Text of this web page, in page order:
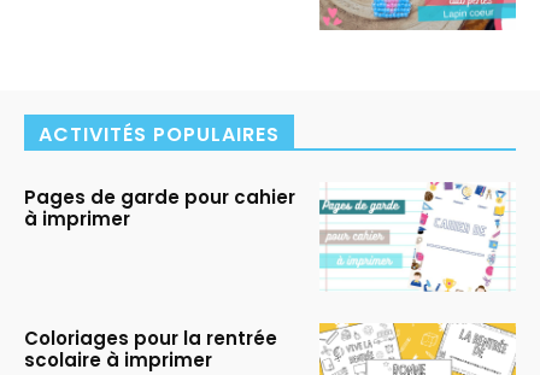
ACTIVITÉS POPULAIRES
Pages de garde pour cahier
à imprimer
Coloriages pour la rentrée
scolaire à imprimer